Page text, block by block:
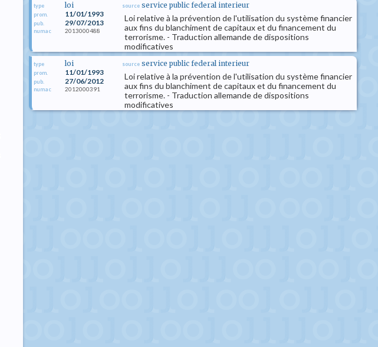
type loi
prom. 11/01/1993
pub. 29/07/2013
numac 2013000488
source service public federal interieur
Loi relative à la prévention de l'utilisation du système financier
aux fins du blanchiment de capitaux et du financement du
terrorisme. - Traduction allemande de dispositions
modificatives
type loi
prom. 11/01/1993
pub. 27/06/2012
numac 2012000391
source service public federal interieur
Loi relative à la prévention de l'utilisation du système financier
aux fins du blanchiment de capitaux et du financement du
terrorisme. - Traduction allemande de dispositions
modificatives